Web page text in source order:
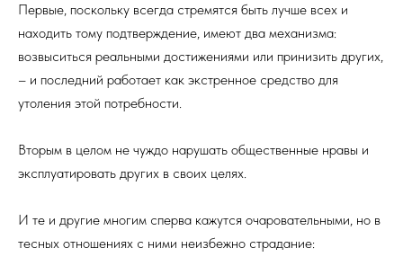
Первые, поскольку всегда стремятся быть лучше всех и
находить тому подтверждение, имеют два механизма:
возвыситься реальными достижениями или принизить других,
– и последний работает как экстренное средство для
утоления этой потребности.
Вторым в целом не чуждо нарушать общественные нравы и
эксплуатировать других в своих целях.
И те и другие многим сперва кажутся очаровательными, но в
тесных отношениях с ними неизбежно страдание: